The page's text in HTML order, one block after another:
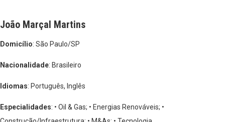
João Marçal Martins
Domicílio: São Paulo/SP
Nacionalidade: Brasileiro
Idiomas: Português, Inglês
Especialidades: • Oil & Gas; • Energias Renováveis; •